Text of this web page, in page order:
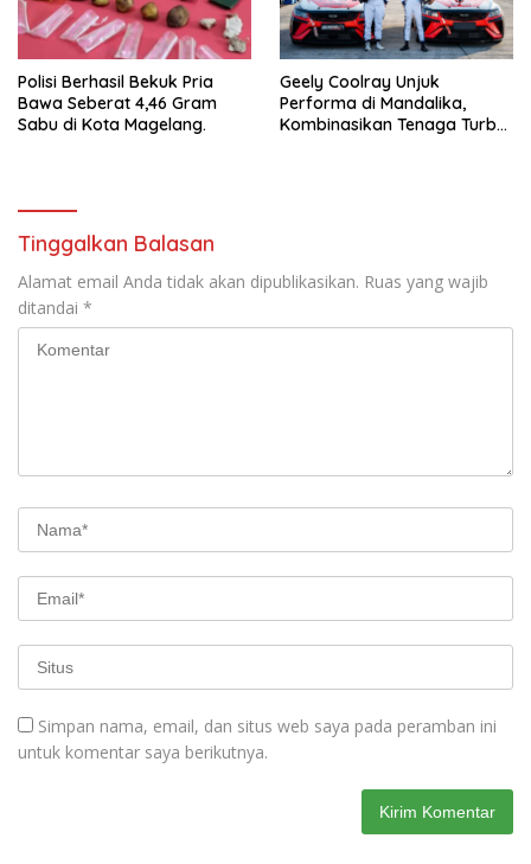
Polisi Berhasil Bekuk Pria
Bawa Seberat 4,46 Gram
Sabu di Kota Magelang.
Geely Coolray Unjuk
Performa di Mandalika,
Kombinasikan Tenaga Turbo
Tinggalkan Balasan
Alamat email Anda tidak akan dipublikasikan. Ruas yang wajib
ditandai *
Simpan nama, email, dan situs web saya pada peramban ini
untuk komentar saya berikutnya.